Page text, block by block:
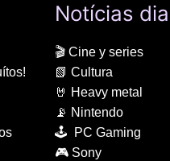
Notícias
🎬 Cine y series
📗 Cultura
🤘 Heavy metal
📡 Nintendo
🕹 PC Gaming
🎮 Sony